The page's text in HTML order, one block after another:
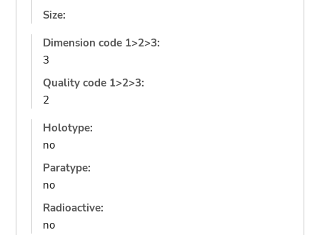
Size:
Dimension code 1>2>3:
3
Quality code 1>2>3:
2
Holotype:
no
Paratype:
no
Radioactive:
no